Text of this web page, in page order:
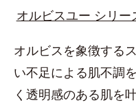
オルビスユー シリー
オルビスを象徴する
い不足による肌不調
く透明感のある肌を